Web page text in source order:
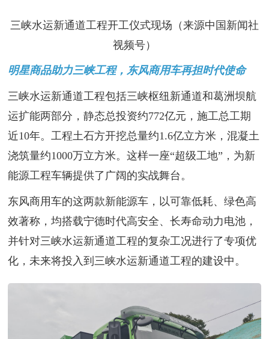
三峡水运新通道工程开工仪式现场（来源中国新闻社
视频号）
明星商品助力三峡工程，东风商用车再担时代使命
三峡水运新通道工程包括三峡枢纽新通道和葛洲坝航
运扩能两部分，静态总投资约772亿元，施工总工期
近10年。工程土石方开挖总量约1.6亿立方米，混凝土
浇筑量约1000万立方米。这样一座“超级工地”，为新
能源工程车辆提供了广阔的实战舞台。
东风商用车的这两款新能源车，以可靠低耗、绿色高
效著称，均搭载宁德时代高安全、长寿命动力电池，
并针对三峡水运新通道工程的复杂工况进行了专项优
化，未来将投入到三峡水运新通道工程的建设中。